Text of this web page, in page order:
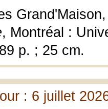
, Montréal :
p. ; 25 cm.
: 6 juillet